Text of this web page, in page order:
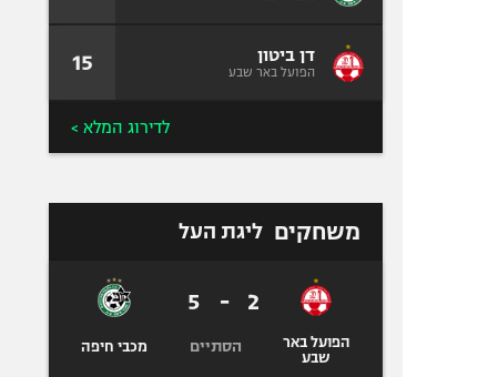
דן ביטון
הפועל באר שבע 15
לדירוג המלא >
משחקים ליגת העל
הפועל באר
שבע
2
-
5
הסתיים מכבי חיפה